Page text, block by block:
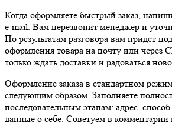
Когда оформляете быстрый заказ,
e-mail. Вам перезвонит менеджер и
По результатам разговора вам придет
оформления товара на почту или через
только ждать доставки и радоваться
Оформление заказа в стандартном
следующим образом. Заполняете
последовательным этапам: адрес,
данные о себе. Советуем в комментарии